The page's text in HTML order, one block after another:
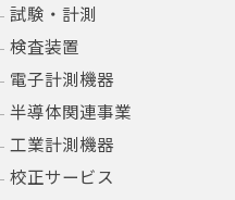
試験・計測
検査装置
電子計測機器
半導体関連事業
工業計測機器
校正サービス